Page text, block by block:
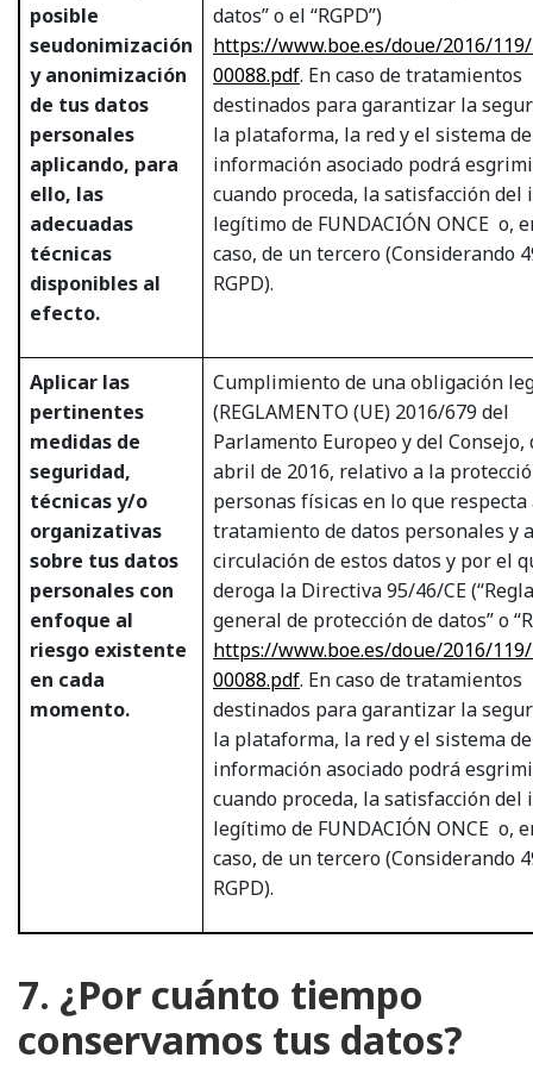
posible
seudonimización
y anonimización
de tus datos
personales
aplicando, para
ello, las
adecuadas
técnicas
disponibles al
efecto.
datos” o el “RGPD”)
https://www.boe.es/doue/2016/
00088.pdf. En caso de tratamientos
destinados para garantizar la
la plataforma, la red y el sistema de
información asociado podrá
cuando proceda, la satisfacción del
legítimo de FUNDACIÓN ONCE o,
caso, de un tercero (Considerando
RGPD).
Aplicar las
pertinentes
medidas de
seguridad,
técnicas y/o
organizativas
sobre tus datos
personales con
enfoque al
riesgo existente
en cada
momento.
Cumplimiento de una obligación
(REGLAMENTO (UE) 2016/679 del
Parlamento Europeo y del Consejo,
abril de 2016, relativo a la
personas físicas en lo que respecta
tratamiento de datos personales y
circulación de estos datos y por el
deroga la Directiva 95/46/CE
general de protección de datos” o
https://www.boe.es/doue/2016/
00088.pdf. En caso de tratamientos
destinados para garantizar la
la plataforma, la red y el sistema de
información asociado podrá
cuando proceda, la satisfacción del
legítimo de FUNDACIÓN ONCE o,
caso, de un tercero (Considerando
RGPD).
7. ¿Por cuánto tiempo
conservamos tus datos?